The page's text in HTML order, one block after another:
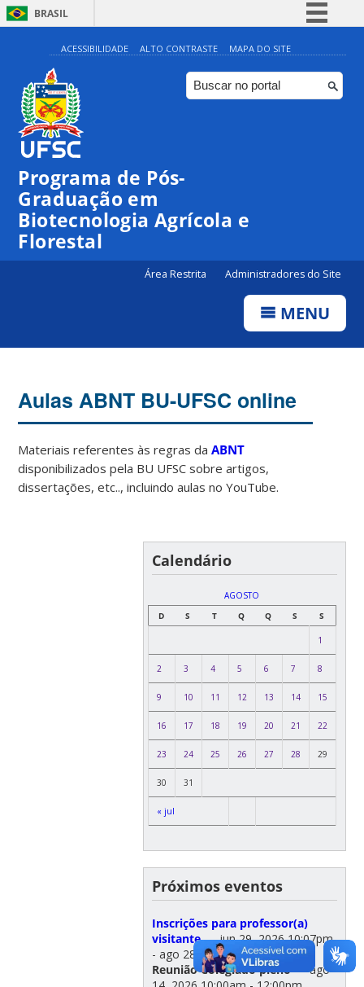
BRASIL
Simplifique!
Comunica BR
Participe
ACESSIBILIDADE ALTO CONTRASTE MAPA DO SITE
Programa de Pós-
Graduação em
Biotecnologia Agrícola e
Florestal
Área Restrita Administradores do Site
MENU
Aulas ABNT BU-UFSC online
Materiais referentes às regras daABNT
disponibilizados pela BU UFSC sobre artigos,
dissertações, etc.., incluindo aulas no YouTube.
Calendário
AGOSTO
D
S T Q Q S S
« jul
1
2 3 4 5 6 7 8
9 10 11 12 13 14 15
16 17 18 19 20 21 22
23 24 25 26 27 28 29
30 31
Próximos eventos
Inscrições para professor(a)
visitante— jun 29, 2026 10:07pm
- ago 28, 2026 5:00pm
Reunião Colegiado pleno— ago